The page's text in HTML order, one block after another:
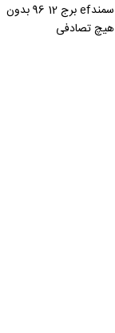
سمندef برج 12 96 بدون
هیچ تصادفی